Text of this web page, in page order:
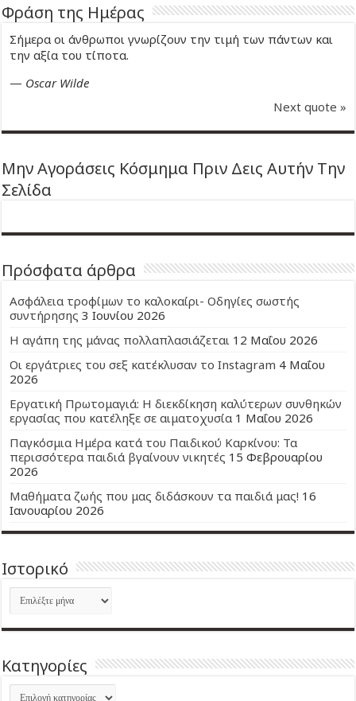
Φράση της Ημέρας
Σήμερα οι άνθρωποι γνωρίζουν την τιμή των πάντων και
την αξία του τίποτα.
— Oscar Wilde
Next quote »
Μην Αγοράσεις Κόσμημα Πριν Δεις Αυτήν Την
Σελίδα
Πρόσφατα άρθρα
Ασφάλεια τροφίμων το καλοκαίρι- Οδηγίες σωστής
συντήρησης 3 Ιουνίου 2026
Η αγάπη της μάνας πολλαπλασιάζεται 12 Μαΐου 2026
Οι εργάτριες του σεξ κατέκλυσαν το Instagram 4 Μαΐου
2026
Εργατική Πρωτομαγιά: Η διεκδίκηση καλύτερων συνθηκών
εργασίας που κατέληξε σε αιματοχυσία 1 Μαΐου 2026
Παγκόσμια Ημέρα κατά του Παιδικού Καρκίνου: Τα
περισσότερα παιδιά βγαίνουν νικητές 15 Φεβρουαρίου
2026
Μαθήματα ζωής που μας διδάσκουν τα παιδιά μας! 16
Ιανουαρίου 2026
Ιστορικό
Ιστορικό
Kατηγορίες
Kατηγορίες